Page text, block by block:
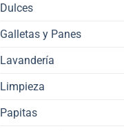
Dulces
Galletas y Panes
Lavandería
Limpieza
Papitas